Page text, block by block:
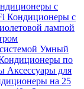
с
Кондиционеры с
лампой
Умный
по
Аксессуары для
на 25